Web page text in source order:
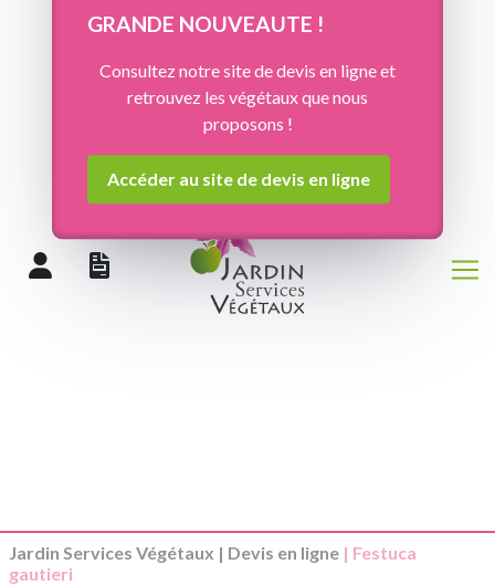
GRANDE NOUVEAUTE !
Consultez notre site de devis en ligne et
retrouvez les végétaux que nous
proposons !
Accéder au site de devis en ligne
Jardin Services Végétaux | Devis en ligne | Festuca
gautieri
Panneau de gestion des cookies